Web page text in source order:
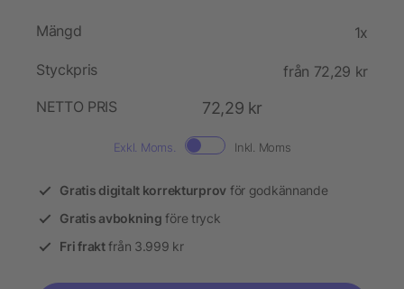
Mängd 1x
Styckpris
från 72,29 kr
NETTO PRIS
72,29 kr
Exkl. Moms. Inkl. Moms
Gratis digitalt korrekturprov för godkännande
Gratis avbokning före tryck
Fri fraktfrån 3.999 kr